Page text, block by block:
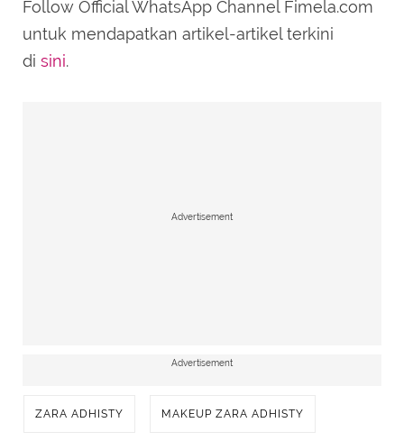
Follow Official WhatsApp Channel Fimela.com
untuk mendapatkan artikel-artikel terkini
di sini.
Advertisement
Advertisement
ZARA ADHISTY MAKEUP ZARA ADHISTY